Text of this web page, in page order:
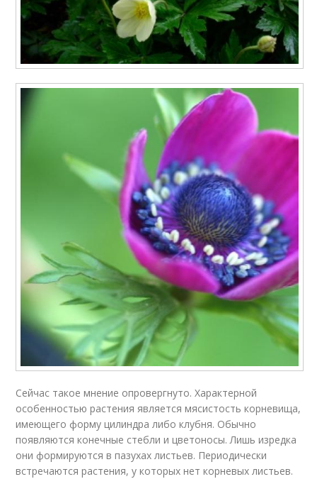
Сейчас такое мнение опровергнуто. Характерной
особенностью растения является мясистость корневища,
имеющего форму цилиндра либо клубня. Обычно
появляются конечные стебли и цветоносы. Лишь изредка
они формируются в пазухах листьев. Периодически
встречаются растения, у которых нет корневых листьев.